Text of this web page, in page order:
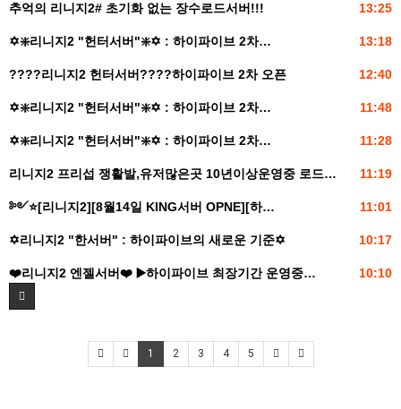
13:25
추억의 리니지2# 초기화 없는 장수로드서버!!!
13:18
✡️❇️리니지2 "헌터서버"❇️✡️ : 하이파이브 2차…
12:40
????리니지2 헌터서버????하이파이브 2차 오픈
11:48
✡️❇️리니지2 "헌터서버"❇️✡️ : 하이파이브 2차…
11:28
✡️❇️리니지2 "헌터서버"❇️✡️ : 하이파이브 2차…
11:19
리니지2 프리섭 쟁활발,유저많은곳 10년이상운영중 로드…
11:01
༻⭐️[리니지2][8월14일 KING서버 OPNE][하…
10:17
✡️리니지2 "한서버" : 하이파이브의 새로운 기준✡️
10:10
❤️리니지2 엔젤서버❤️ ▶️하이파이브 최장기간 운영중…
1 2 3 4 5